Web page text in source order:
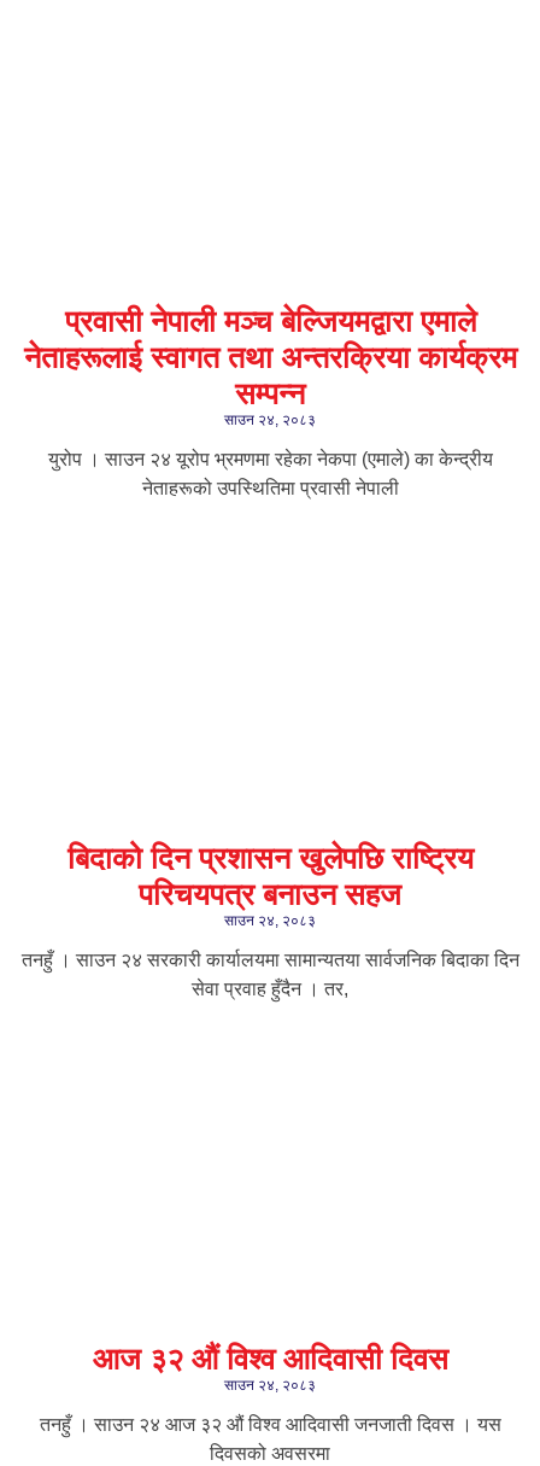
प्रवासी नेपाली मञ्च बेल्जियमद्वारा एमाले
नेताहरूलाई स्वागत तथा अन्तरक्रिया कार्यक्रम
सम्पन्न
साउन २४, २०८३
युरोप । साउन २४ यूरोप भ्रमणमा रहेका नेकपा (एमाले) का केन्द्रीय
नेताहरूको उपस्थितिमा प्रवासी नेपाली
बिदाको दिन प्रशासन खुलेपछि राष्ट्रिय
परिचयपत्र बनाउन सहज
साउन २४, २०८३
तनहुँ । साउन २४ सरकारी कार्यालयमा सामान्यतया सार्वजनिक बिदाका दिन
सेवा प्रवाह हुँदैन । तर,
आज ३२ औं विश्व आदिवासी दिवस
साउन २४, २०८३
तनहुँ । साउन २४ आज ३२ औं विश्व आदिवासी जनजाती दिवस । यस
दिवसको अवसरमा